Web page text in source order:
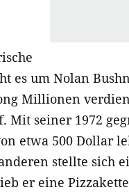
es um Nolan
Millionen
Mit seiner 1972
etwa 500 Dollar
stellte sich
er eine